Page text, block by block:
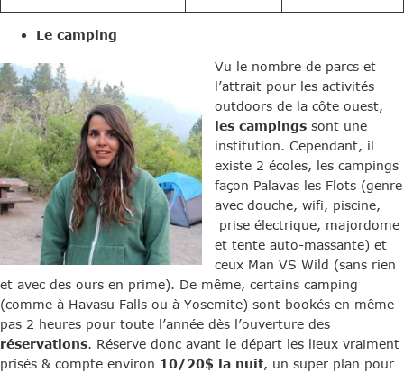
Le camping
Vu le nombre de parcs et
l’attrait pour les activités
outdoors de la côte ouest,
les campings sont une
institution. Cependant, il
existe 2 écoles, les campings
façon Palavas les Flots (genre
avec douche, wifi, piscine,
prise électrique, majordome
et tente auto-massante) et
ceux Man VS Wild (sans rien
et avec des ours en prime). De même, certains camping
(comme à Havasu Falls ou à Yosemite) sont bookés en même
pas 2 heures pour toute l’année dès l’ouverture des
réservations. Réserve donc avant le départ les lieux vraiment
prisés & compte environ 10/20$ la nuit, un super plan pour